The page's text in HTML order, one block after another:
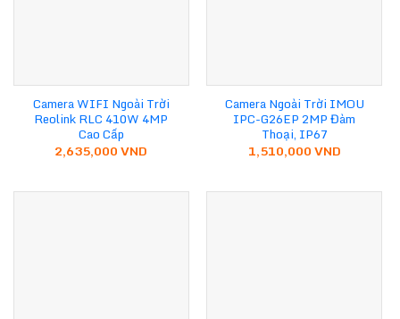
Camera WIFI Ngoài Trời
Reolink RLC 410W 4MP
Cao Cấp
2,635,000VND
Camera Ngoài Trời IMOU
IPC-G26EP 2MP Đàm
Thoại, IP67
1,510,000VND